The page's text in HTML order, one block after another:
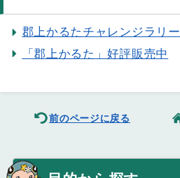
郡上かるたチャレンジラリー
「郡上かるた」好評販売中
前のページに戻る